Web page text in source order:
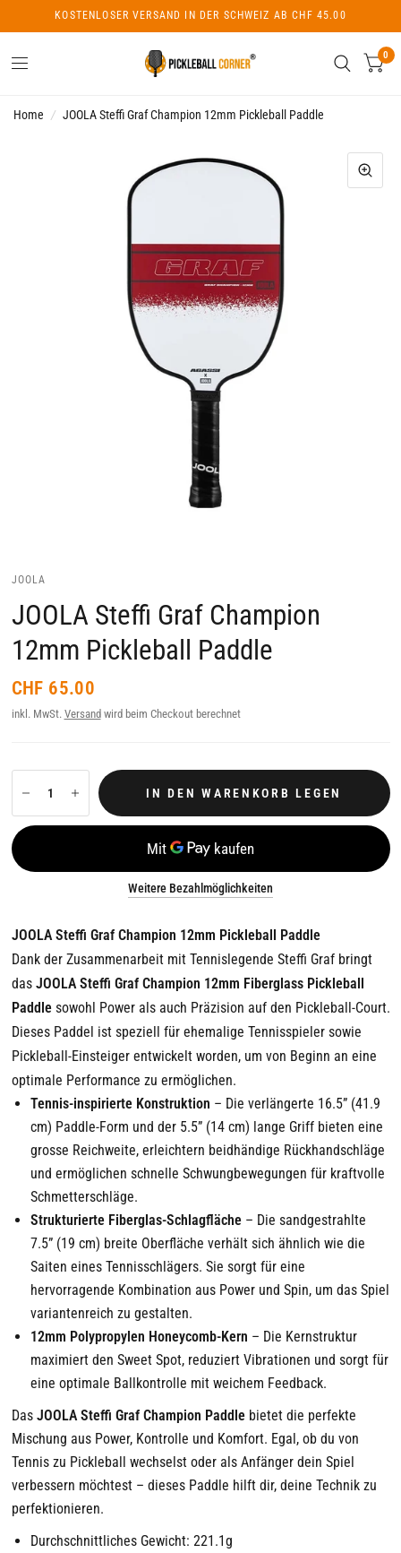
KOSTENLOSER VERSAND IN DER SCHWEIZ AB CHF 45.00
0
Home / JOOLA Steffi Graf Champion 12mm Pickleball Paddle
JOOLA
JOOLA Steffi Graf Champion
12mm Pickleball Paddle
CHF 65.00
inkl. MwSt. Versand wird beim Checkout berechnet
IN DEN WARENKORB LEGEN
Weitere Bezahlmöglichkeiten
JOOLA Steffi Graf Champion 12mm Pickleball Paddle
Dank der Zusammenarbeit mit Tennislegende Steffi Graf bringt
das JOOLA Steffi Graf Champion 12mm Fiberglass Pickleball
Paddlesowohl Power als auch Präzision auf den Pickleball-Court.
Dieses Paddel ist speziell für ehemalige Tennisspieler sowie
Pickleball-Einsteiger entwickelt worden, um von Beginn an eine
optimale Performance zu ermöglichen.
Tennis-inspirierte Konstruktion – Die verlängerte 16.5” (41.9
cm) Paddle-Form und der 5.5” (14 cm) lange Griff bieten eine
grosse Reichweite, erleichtern beidhändige Rückhandschläge
und ermöglichen schnelle Schwungbewegungen für kraftvolle
Schmetterschläge.
Strukturierte Fiberglas-Schlagfläche– Die sandgestrahlte
7.5” (19 cm) breite Oberfläche verhält sich ähnlich wie die
Saiten eines Tennisschlägers. Sie sorgt für eine
hervorragende Kombination aus Power und Spin, um das Spiel
variantenreich zu gestalten.
12mm Polypropylen Honeycomb-Kern – Die Kernstruktur
maximiert den Sweet Spot, reduziert Vibrationen und sorgt für
eine optimale Ballkontrolle mit weichem Feedback.
Das JOOLA Steffi Graf Champion Paddlebietet die perfekte
Mischung aus Power, Kontrolle und Komfort. Egal, ob du von
Tennis zu Pickleball wechselst oder als Anfänger dein Spiel
verbessern möchtest – dieses Paddle hilft dir, deine Technik zu
perfektionieren.
Durchschnittliches Gewicht: 221.1g